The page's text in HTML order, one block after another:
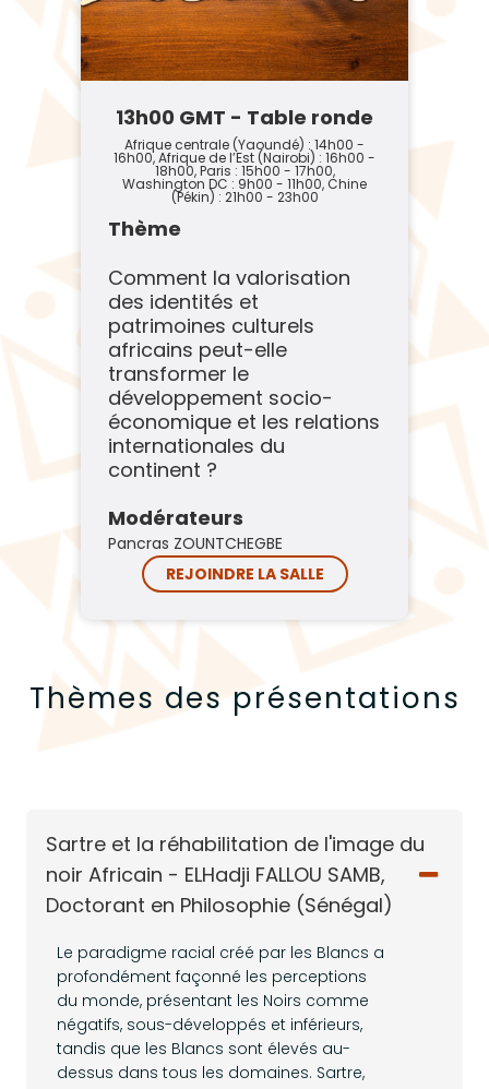
13h00 GMT - Table ronde
Afrique centrale (Yaoundé) : 14h00 -
16h00, Afrique de l’Est (Nairobi) : 16h00 -
18h00, Paris : 15h00 - 17h00,
Washington DC : 9h00 - 11h00, Chine
(Pékin) : 21h00 - 23h00
Thème
Comment la valorisation
des identités et
patrimoines culturels
africains peut-elle
transformer le
développement socio-
économique et les relations
internationales du
continent ?
Modérateurs
Pancras ZOUNTCHEGBE
REJOINDRE LA SALLE
Thèmes des présentations
Sartre et la réhabilitation de l'image du
noir Africain - ELHadji FALLOU SAMB,
Doctorant en Philosophie (Sénégal)
Le paradigme racial créé par les Blancs a
profondément façonné les perceptions
du monde, présentant les Noirs comme
négatifs, sous-développés et inférieurs,
tandis que les Blancs sont élevés au-
dessus dans tous les domaines. Sartre,